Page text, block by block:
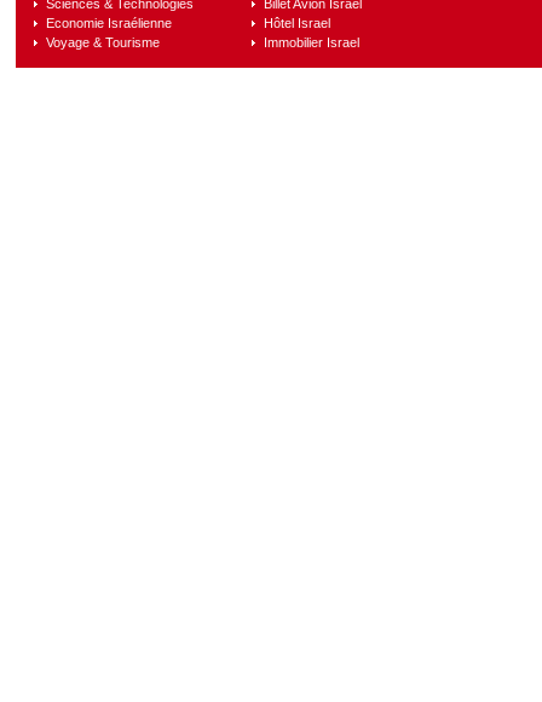
Sciences & Technologies
Economie Israélienne
Voyage & Tourisme
Billet Avion Israel
Hôtel Israel
Immobilier Israel